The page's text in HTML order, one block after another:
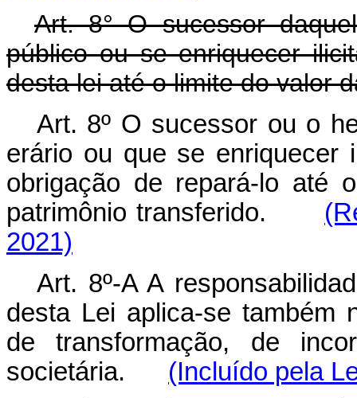
Art. 8° O sucessor
público ou se enriquecer
desta lei até o limite do valor
Art. 8º O sucessor ou o
erário ou que se enriquecer
obrigação de repará-lo até
patrimônio transferido.
2021)
Art. 8º-A A
desta Lei aplica-se também
de transformação, de
societária. (Incluído pela